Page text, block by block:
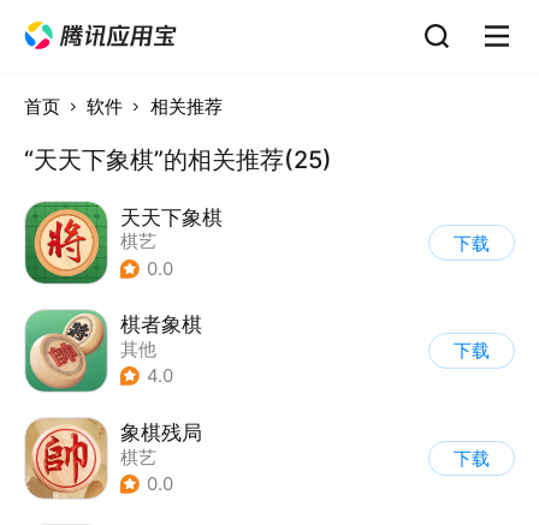
首页 软件 相关推荐
“天天下象棋”的相关推荐(25)
天天下象棋
棋艺
0.0
下载
棋者象棋
其他
4.0
下载
象棋残局
棋艺
0.0
下载